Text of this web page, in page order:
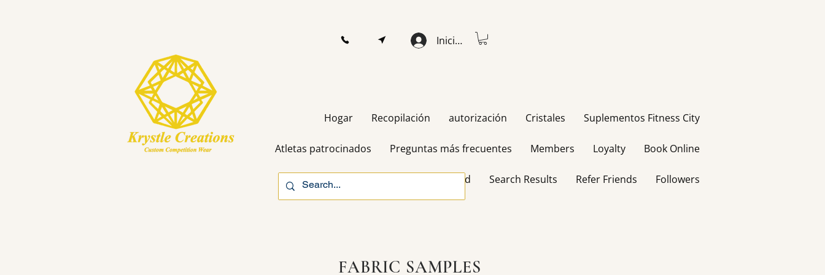
Iniciar sesión
Hogar Recopilación autorización Cristales Suplementos Fitness City
Atletas patrocinados Preguntas más frecuentes Members Loyalty Book Online
Gift Card Search Results Refer Friends Followers
FABRIC SAMPLES